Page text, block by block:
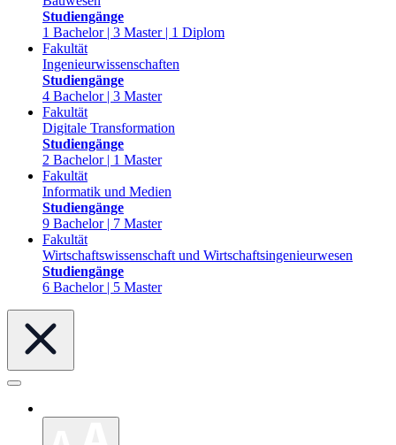
Studiengänge
1 Bachelor | 3 Master | 1 Diplom
Fakultät
Ingenieurwissenschaften
Studiengänge
4 Bachelor | 3 Master
Fakultät
Digitale Transformation
Studiengänge
2 Bachelor | 1 Master
Fakultät
Informatik und Medien
Studiengänge
9 Bachelor | 7 Master
Fakultät
Wirtschaftswissenschaft und Wirtschaftsingenieurwesen
Studiengänge
6 Bachelor | 5 Master